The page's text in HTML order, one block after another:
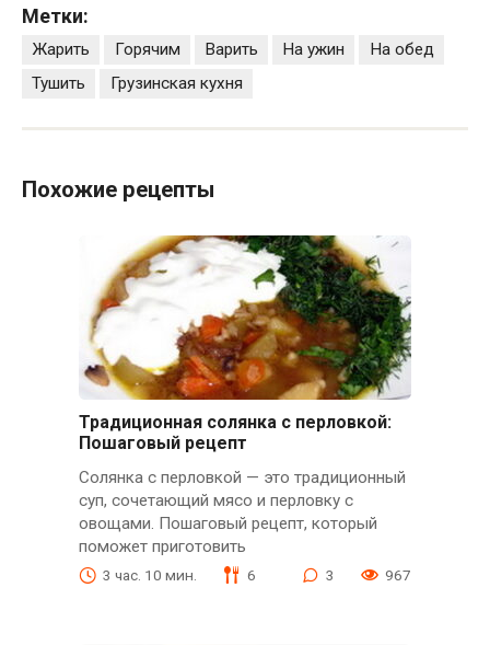
Метки:
Жарить Горячим Варить На ужин
На обед
Тушить
Грузинская кухня
Похожие рецепты
Традиционная солянка с перловкой:
Пошаговый рецепт
Солянка с перловкой — это традиционный
суп, сочетающий мясо и перловку с
овощами. Пошаговый рецепт, который
поможет приготовить
3 час. 10 мин. 6 3 967